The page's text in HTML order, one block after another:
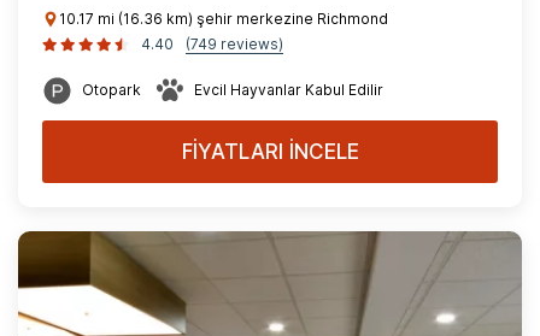
10.17 mi (16.36 km) şehir merkezine Richmond
4.40
(749 reviews)
Otopark Evcil Hayvanlar Kabul Edilir
FİYATLARI İNCELE